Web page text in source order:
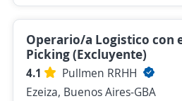
Operario/a Logistico con
Picking (Excluyente)
4.1
Pullmen RRHH
Ezeiza, Buenos Aires-GBA